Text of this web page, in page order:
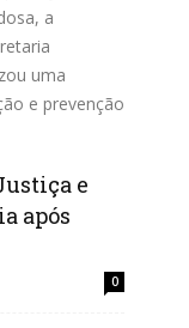
a
uma
e prevenção
e
após
0